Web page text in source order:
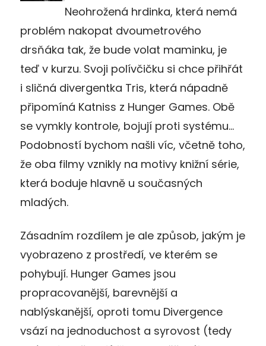
Neohrožená hrdinka, která nemá
problém nakopat dvoumetrového
drsňáka tak, že bude volat maminku, je
teď v kurzu. Svoji polívčičku si chce přihřát
i sličná divergentka Tris, která nápadně
připomíná Katniss z Hunger Games. Obě
se vymkly kontrole, bojují proti systému…
Podobností bychom našli víc, včetně toho,
že oba filmy vznikly na motivy knižní série,
která boduje hlavně u současných
mladých.
Zásadním rozdílem je ale způsob, jakým je
vyobrazeno z prostředí, ve kterém se
pohybují. Hunger Games jsou
propracovanější, barevnější a
nablýskanější, oproti tomu Divergence
vsází na jednoduchost a syrovost (tedy